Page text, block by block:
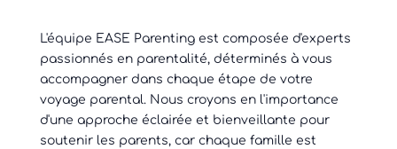
L'équipe EASE Parenting est composée d'experts
passionnés en parentalité, déterminés à vous
accompagner dans chaque étape de votre
voyage parental. Nous croyons en l'importance
d'une approche éclairée et bienveillante pour
soutenir les parents, car chaque famille est